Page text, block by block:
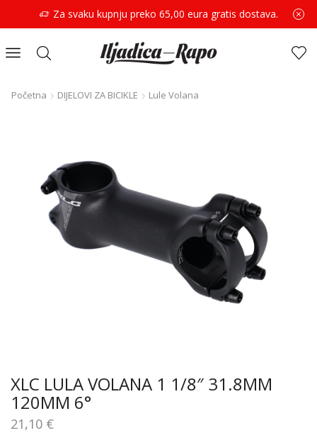
Za svaku kupnju preko 65,00 eura gratis dostava.
Početna DIJELOVI ZA BICIKLE Lule Volana
XLC LULA VOLANA 1 1/8″ 31.8MM
120MM 6°
21,10 €